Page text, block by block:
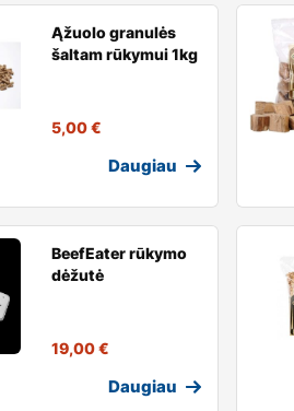
Ąžuolo granulės
šaltam rūkymui 1kg
5,00€
Daugiau
BeefEater rūkymo
dėžutė
19,00€
Daugiau